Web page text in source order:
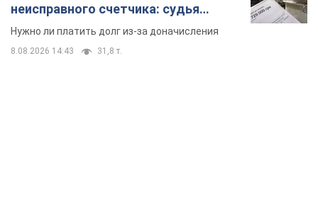
неисправного счетчика: судья
вынес неожиданное решение
Нужно ли платить долг из-за доначисления
8.08.2026 14:43 31,8 т.